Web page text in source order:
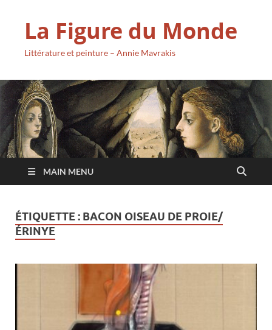
La Figure du Monde
Littérature et peinture – Annie Mavrakis
MAIN MENU
ÉTIQUETTE : BACON OISEAU DE PROIE/
ÉRINYE